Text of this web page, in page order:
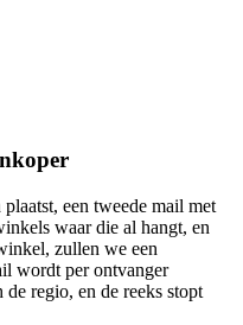
een tweede mail met
waar die al hangt, en
zullen we een
wordt per ontvanger
regio, en de reeks stopt